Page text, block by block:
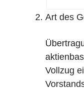
Art des
Vollzug